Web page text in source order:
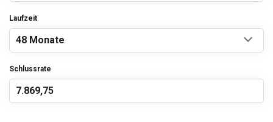
Laufzeit
Schlussrate